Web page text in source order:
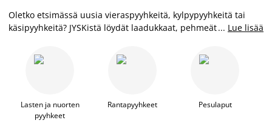
Oletko etsimässä uusia vieraspyyhkeitä, kylpypyyhkeitä tai
käsipyyhkeitä? JYSKistä löydät laadukkaat, pehmeät pyyhkeet
ihanan pehmeä ja lämmittävä suihkun tai kylvyn jälkeen, kun
taas vohvelikankainen pyyhe on kevyt ja imukykyinen. Uudet
vaaleanpunainen, harmaa, punainen, valkoinen ja beige, jotka
voi helposti yhdistellä kylpyhuoneen mattojen ja tarvikkeiden
... Lue lisää
Lasten ja nuorten
pyyhkeet
Rantapyyhkeet Pesulaput